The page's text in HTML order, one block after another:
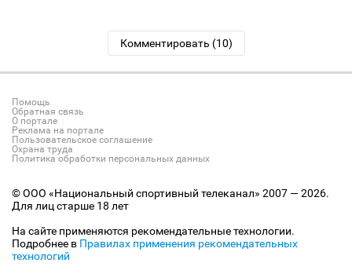
Комментировать (10)
Помощь
Обратная связь
О портале
Реклама на портале
Пользовательское соглашение
Охрана труда
Политика обработки персональных данных
© ООО «Национальный спортивный телеканал» 2007 — 2026.
Для лиц старше 18 лет
На сайте применяются рекомендательные технологии.
Подробнее в Правилах применения рекомендательных
технологий